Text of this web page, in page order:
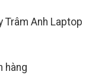
Trâm Anh Laptop
hàng